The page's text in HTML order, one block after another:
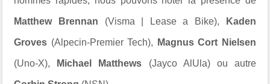
Matthew Brennan (Visma | Lease a Bike), Kaden
Groves (Alpecin-Premier Tech), Magnus Cort Nielsen
(Uno-X), Michael Matthews (Jayco AlUla) ou autre